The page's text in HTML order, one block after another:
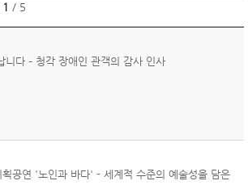
1 / 5
니다 – 청각 장애인 관객의 감사 인사
획공연 '노인과 바다' - 세계적 수준의 예술성을 담은